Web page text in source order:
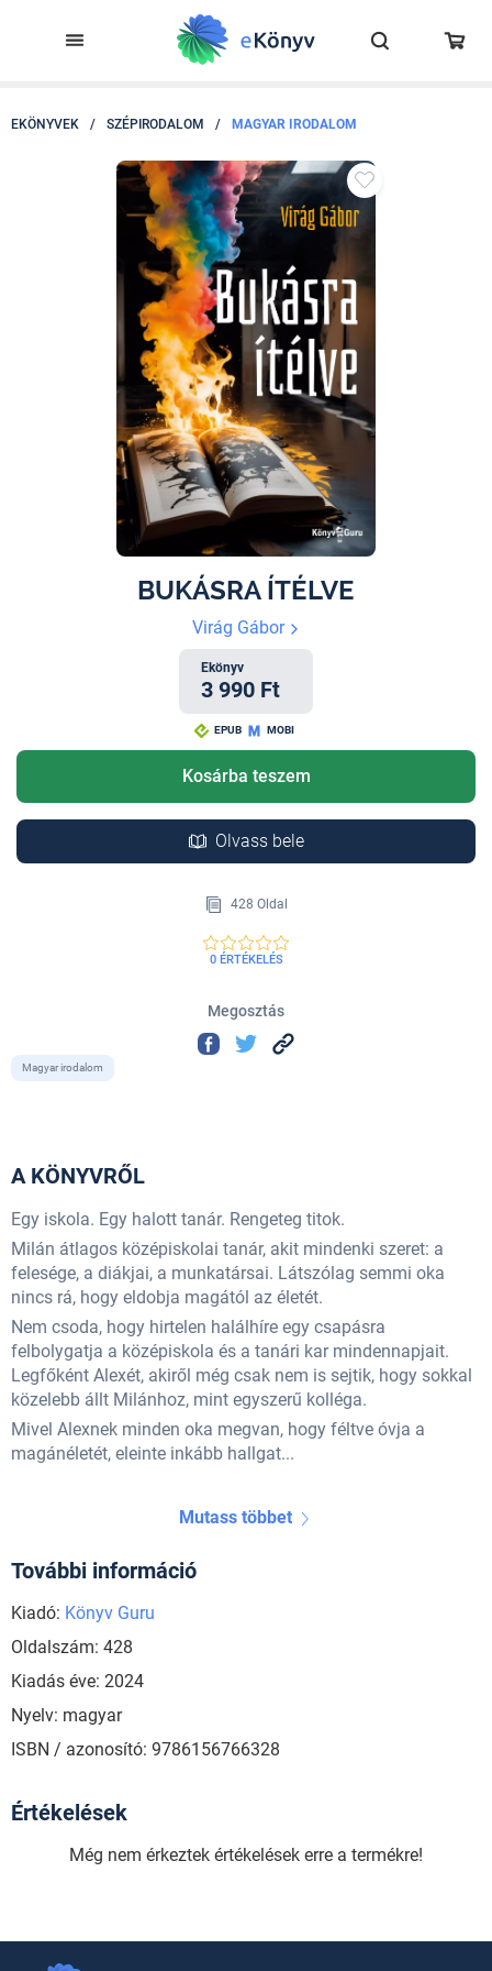
EKÖNYVEK / SZÉPIRODALOM / MAGYAR IRODALOM
BUKÁSRA ÍTÉLVE
Virág Gábor
Ekönyv
3 990 Ft
EPUB MOBI
Kosárba teszem
Olvass bele
428 Oldal
0 ÉRTÉKELÉS
Megosztás
Magyar irodalom
A KÖNYVRŐL
Egy iskola. Egy halott tanár. Rengeteg titok.
Milán átlagos középiskolai tanár, akit mindenki szeret: a
felesége, a diákjai, a munkatársai. Látszólag semmi oka
nincs rá, hogy eldobja magától az életét.
Nem csoda, hogy hirtelen halálhíre egy csapásra
felbolygatja a középiskola és a tanári kar mindennapjait.
Legfőként Alexét, akiről még csak nem is sejtik, hogy sokkal
közelebb állt Milánhoz, mint egyszerű kolléga.
Mivel Alexnek minden oka megvan, hogy féltve óvja a
magánéletét, eleinte inkább hallgat...
Mutass többet
További információ
Kiadó: Könyv Guru
Oldalszám: 428
Kiadás éve: 2024
Nyelv: magyar
ISBN / azonosító: 9786156766328
Értékelések
Még nem érkeztek értékelések erre a termékre!